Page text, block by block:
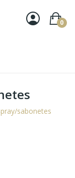
0
sabonetes